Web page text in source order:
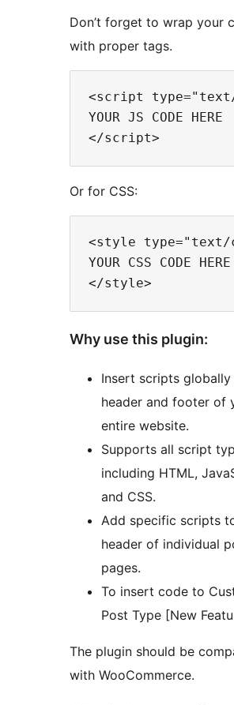
Don’t forget to wrap your
with proper tags.
<script
YOUR JS CODE HERE
Or for CSS:
<style type="text/
YOUR CSS CODE HERE
Why use this plugin:
Insert scripts
header and footer of
entire website.
Supports all script
including HTML,
and CSS.
Add specific scripts
header of individual
pages.
To insert code to
Post Type [New
The plugin should be
with WooCommerce.